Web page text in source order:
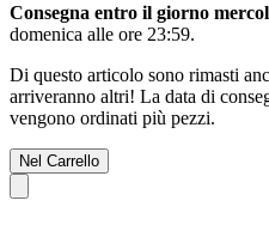
Consegna entro il giorno
domenica alle ore 23:59.
Di questo articolo sono rimasti
arriveranno altri! La data di
vengono ordinati più pezzi.
Nel Carrello